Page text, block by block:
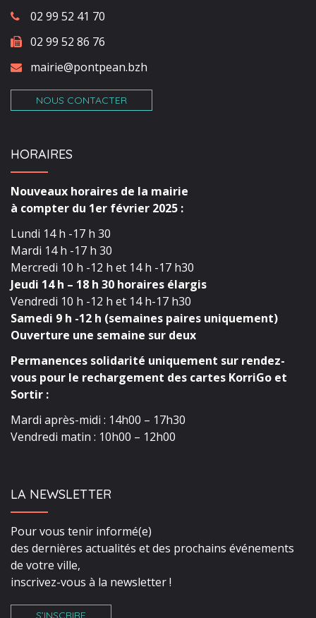
02 99 52 41 70
02 99 52 86 76
mairie@pontpean.bzh
NOUS CONTACTER
HORAIRES
Nouveaux horaires de la mairie
à compter du 1er février 2025 :
Lundi 14 h -17 h 30
Mardi 14 h -17 h 30
Mercredi 10 h -12 h et 14 h -17 h30
Jeudi 14 h – 18 h 30 horaires élargis
Vendredi 10 h -12 h et 14 h-17 h30
Samedi 9 h -12 h (semaines paires uniquement)
Ouverture une semaine sur deux
Permanences solidarité uniquement sur rendez-
vous pour le rechargement des cartes KorriGo et
Sortir :
Mardi après-midi : 14h00 – 17h30
Vendredi matin : 10h00 – 12h00
LA NEWSLETTER
Pour vous tenir informé(e)
des dernières actualités et des prochains événements
de votre ville,
inscrivez-vous à la newsletter !
S’INSCRIRE